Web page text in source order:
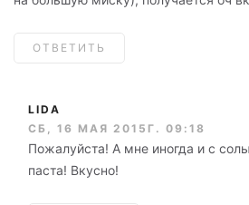
ОТВЕТИТЬ
LIDA
СБ, 16 МАЯ 2015Г. 09:18
Пожалуйста! А мне иногда и с
паста! Вкусно!